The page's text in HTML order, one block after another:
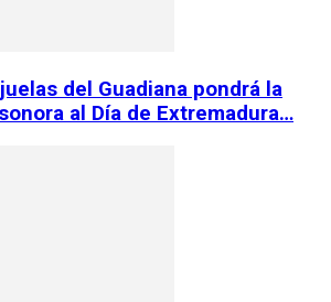
del Guadiana pondrá la
al Día de Extremadura…